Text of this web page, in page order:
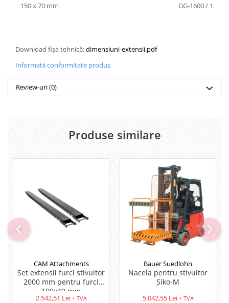
150 x 70 mm
GG-1600 / 150 x
Download fișa tehnică:dimensiuni-extensii.pdf
Informatii conformitate produs
Review-uri(0)
Produse similare
CAM Attachments
Set extensii furci stivuitor
2000 mm pentru furci
100x40 mm
2.542,51 Lei + TVA
Bauer Suedlohn
Nacela pentru stivuitor
Siko-M
5.042,55 Lei + TVA